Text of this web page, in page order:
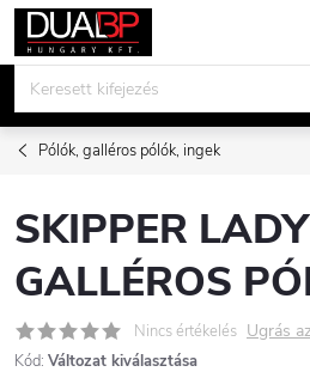
Ugrás
Pólók, galléros pólók, ingek
SKIPPER LADY
GALLÉROS
Nincs értékelés Ugrás
Kód: Változat kiválasztása